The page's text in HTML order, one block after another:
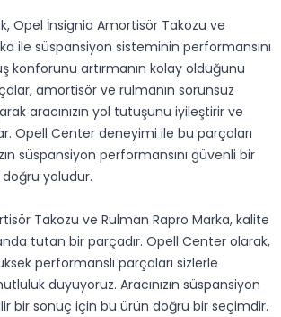
Opel İnsignia Amortisör Takozu ve
ile süspansiyon sisteminin performansını
konforunu artırmanın kolay olduğunu
amortisör ve rulmanın sorunsuz
aracınızın yol tutuşunu iyileştirir ve
Opell Center deneyimi ile bu parçaları
süspansiyon performansını güvenli bir
yoludur.
Takozu ve Rulman Rapro Marka, kalite
tutan bir parçadır. Opell Center olarak,
performanslı parçaları sizlerle
duyuyoruz. Aracınızın süspansiyon
bir sonuç için bu ürün doğru bir seçimdir.